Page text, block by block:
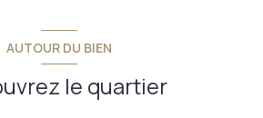
AUTOUR DU BIEN
le quartier